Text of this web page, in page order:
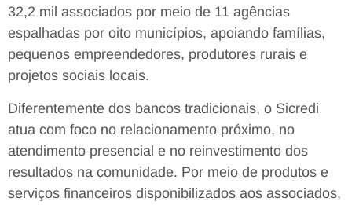
32,2 mil associados por meio de 11 agências
espalhadas por oito municípios, apoiando famílias,
pequenos empreendedores, produtores rurais e
projetos sociais locais.
Diferentemente dos bancos tradicionais, o Sicredi
atua com foco no relacionamento próximo, no
atendimento presencial e no reinvestimento dos
resultados na comunidade. Por meio de produtos e
serviços financeiros disponibilizados aos associados,